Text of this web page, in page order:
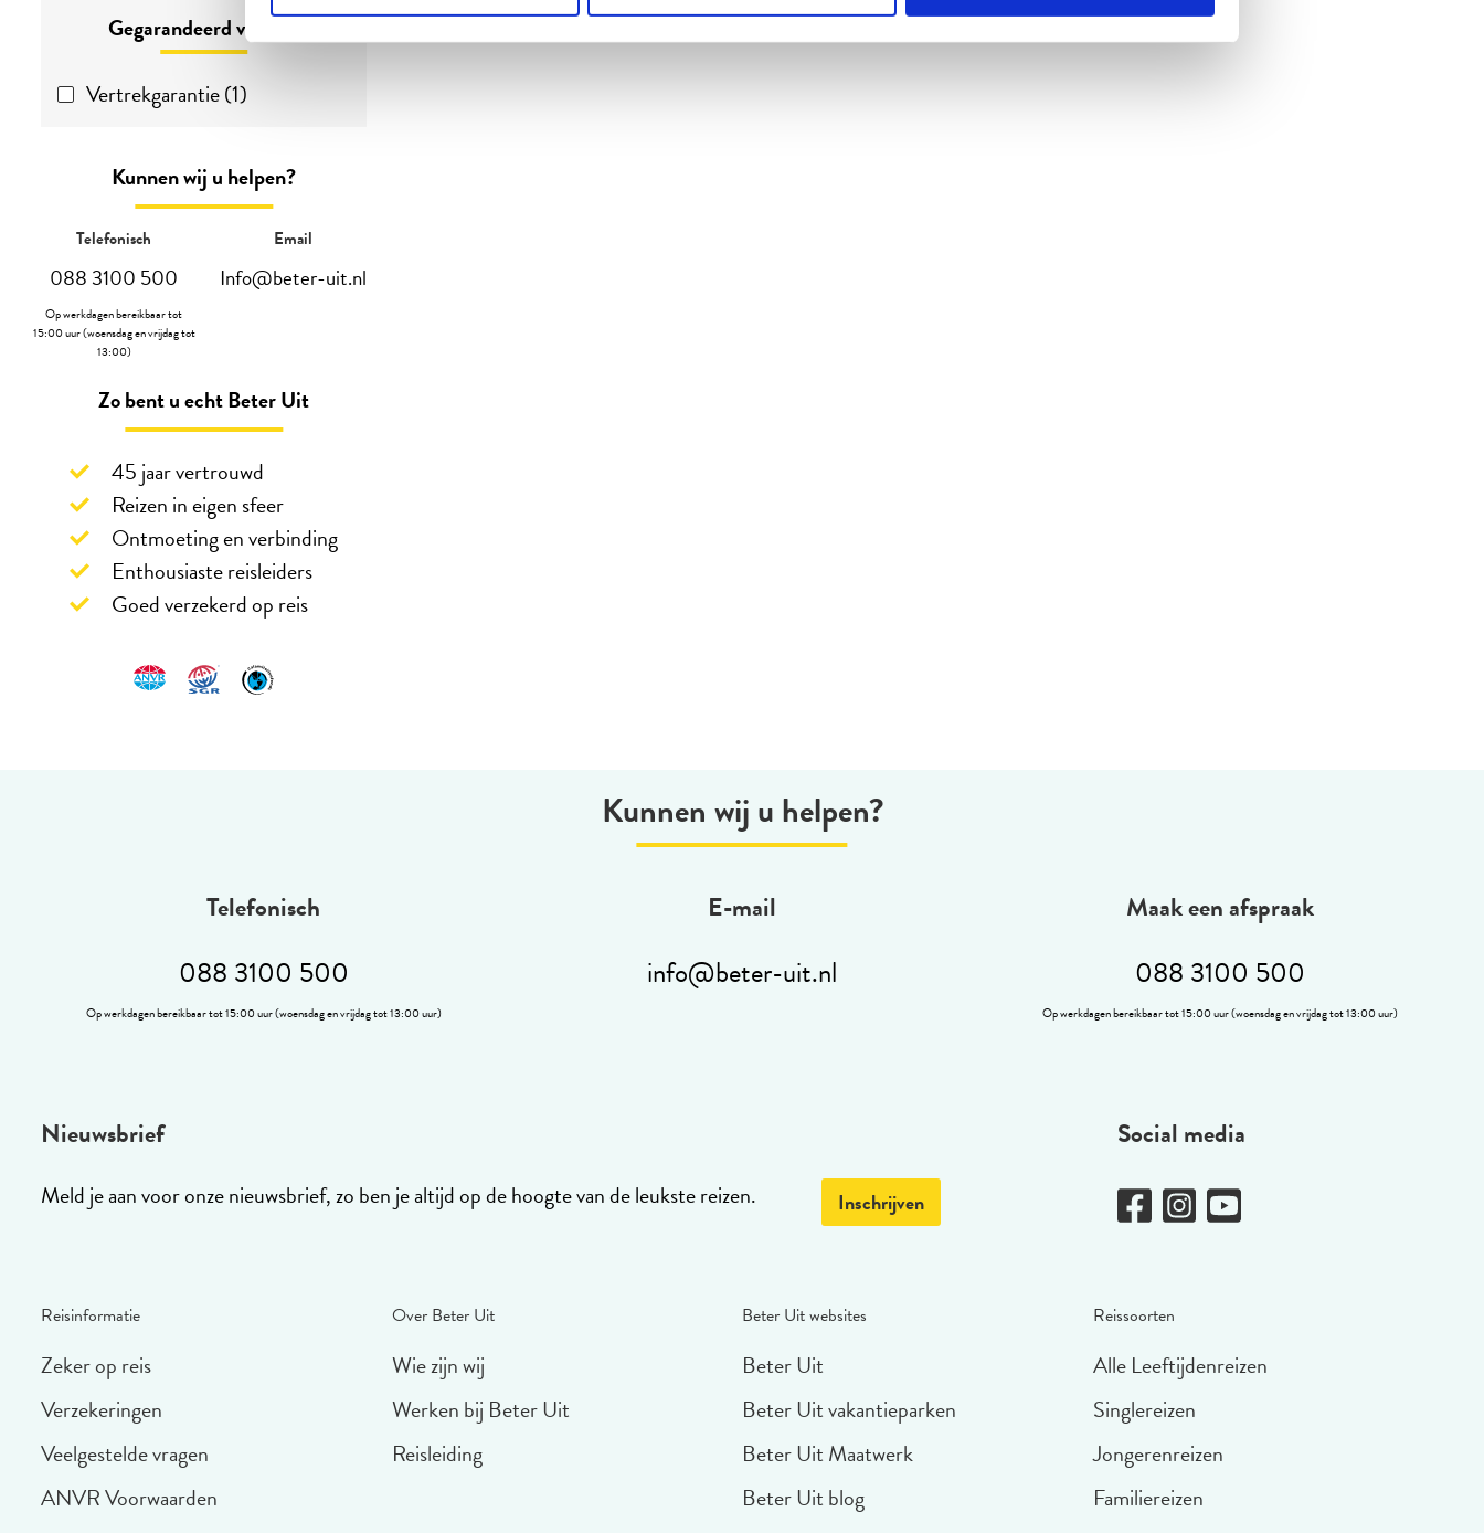
Gegarandeerd vertrek
Vertrekgarantie (1)
Kunnen wij u helpen?
Telefonisch
088 3100 500
Op werkdagen bereikbaar tot
15:00 uur (woensdag en vrijdag tot
13:00)
Email
Info@beter-uit.nl
Zo bent u echt Beter Uit
45 jaar vertrouwd
Reizen in eigen sfeer
Ontmoeting en verbinding
Enthousiaste reisleiders
Goed verzekerd op reis
Kunnen wij u helpen?
Telefonisch
088 3100 500
Op werkdagen bereikbaar tot 15:00 uur (woensdag en vrijdag tot 13:00 uur)
E-mail
info@beter-uit.nl
Maak een afspraak
088 3100 500
Op werkdagen bereikbaar tot 15:00 uur (woensdag en vrijdag tot 13:00 uur)
Nieuwsbrief
Meld je aan voor onze nieuwsbrief, zo ben je altijd op de hoogte van de leukste reizen. Inschrijven
Social media
Reisinformatie
Zeker op reis
Verzekeringen
Veelgestelde vragen
ANVR Voorwaarden
Over Beter Uit
Wie zijn wij
Werken bij Beter Uit
Reisleiding
Beter Uit websites
Beter Uit
Beter Uit vakantieparken
Beter Uit Maatwerk
Beter Uit blog
Reissoorten
Alle Leeftijdenreizen
Singlereizen
Jongerenreizen
Familiereizen